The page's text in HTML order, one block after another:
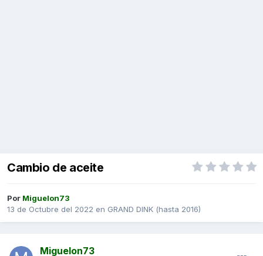
Cambio de aceite
Por Miguelon73
13 de Octubre del 2022 en GRAND DINK (hasta 2016)
Miguelon73